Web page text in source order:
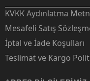
KVKK Aydınlatma
Mesafeli Satış
İptal ve İade Koşulları
Teslimat ve Kargo